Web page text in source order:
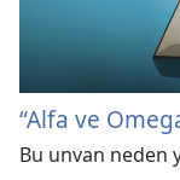
“Alfa ve
Bu unvan neden